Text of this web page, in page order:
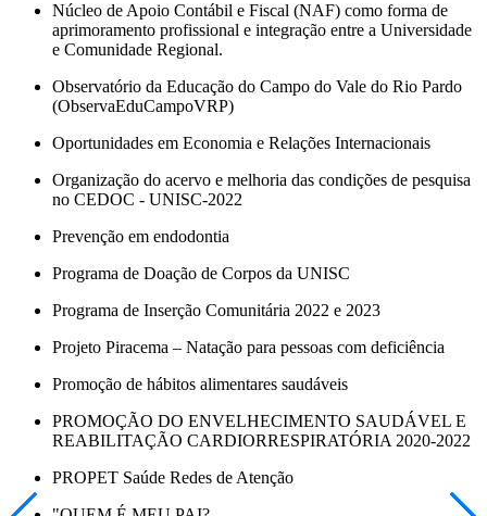
Núcleo de Apoio Contábil e Fiscal (NAF) como forma de
aprimoramento profissional e integração entre a Universidade
e Comunidade Regional.
Observatório da Educação do Campo do Vale do Rio Pardo
(ObservaEduCampoVRP)
Oportunidades em Economia e Relações Internacionais
Organização do acervo e melhoria das condições de pesquisa
no CEDOC - UNISC-2022
Prevenção em endodontia
Programa de Doação de Corpos da UNISC
Programa de Inserção Comunitária 2022 e 2023
Projeto Piracema – Natação para pessoas com deficiência
Promoção de hábitos alimentares saudáveis
PROMOÇÃO DO ENVELHECIMENTO SAUDÁVEL E
REABILITAÇÃO CARDIORRESPIRATÓRIA 2020-2022
PROPET Saúde Redes de Atenção